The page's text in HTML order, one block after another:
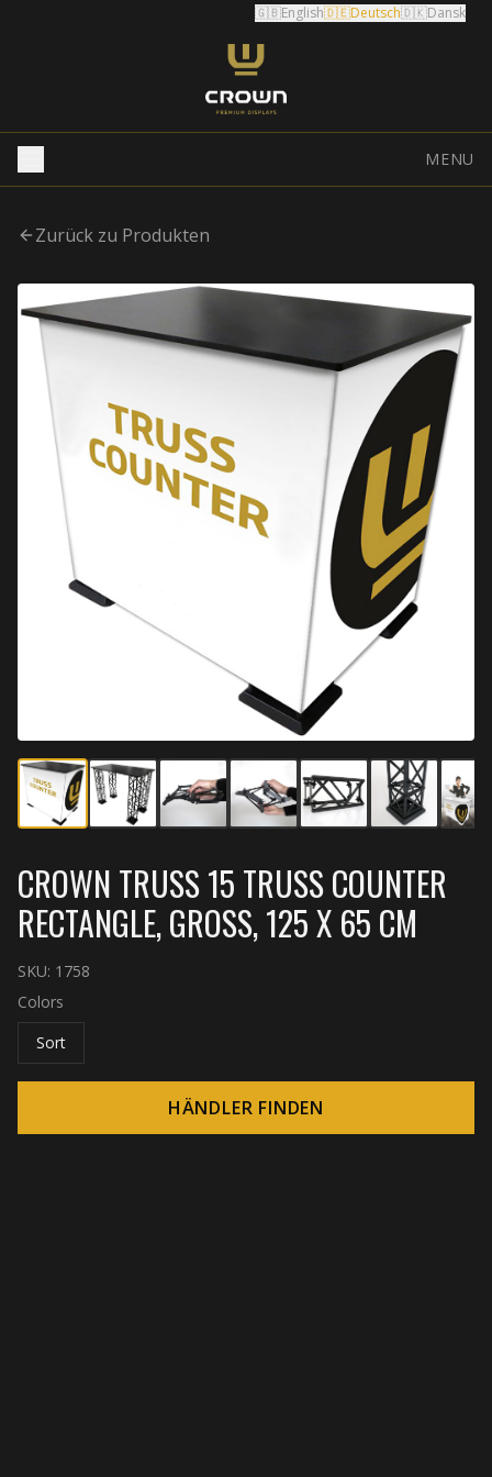
🇬🇧English🇩🇪Deutsch🇩🇰Dansk
MENU
Zurück zu Produkten
CROWN TRUSS 15 TRUSS COUNTER
RECTANGLE, GROSS, 125 X 65 CM
SKU: 1758
Colors
Sort
HÄNDLER FINDEN